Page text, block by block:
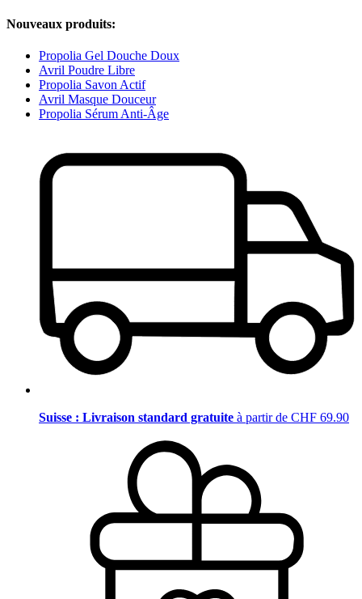
Nouveaux produits:
Propolia Gel Douche Doux
Avril Poudre Libre
Propolia Savon Actif
Avril Masque Douceur
Propolia Sérum Anti-Âge
Suisse : Livraison standard gratuite à partir de CHF 69.90